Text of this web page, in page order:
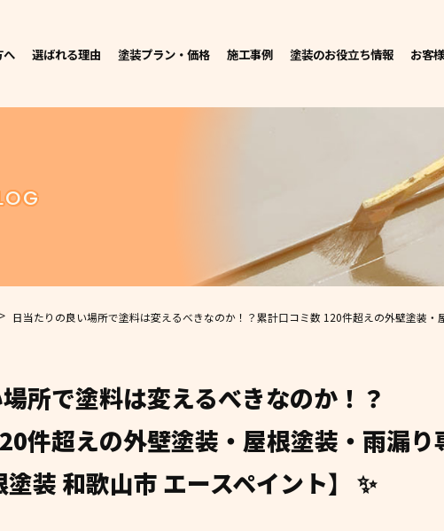
へ 選ばれる理由 塗装プラン・価格 施工事例 塗装のお役立ち情報 お客
> 日当たりの良い場所で塗料は変えるべきなのか！？累計口コミ数 120件超えの外壁塗装・
所で塗料は変えるべきなのか！？
件超えの外壁塗装・屋根塗装・雨漏り
塗装 和歌山市 エースペイント】 ✨